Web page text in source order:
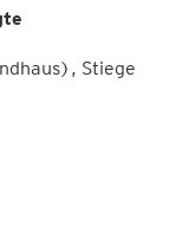
Stiege